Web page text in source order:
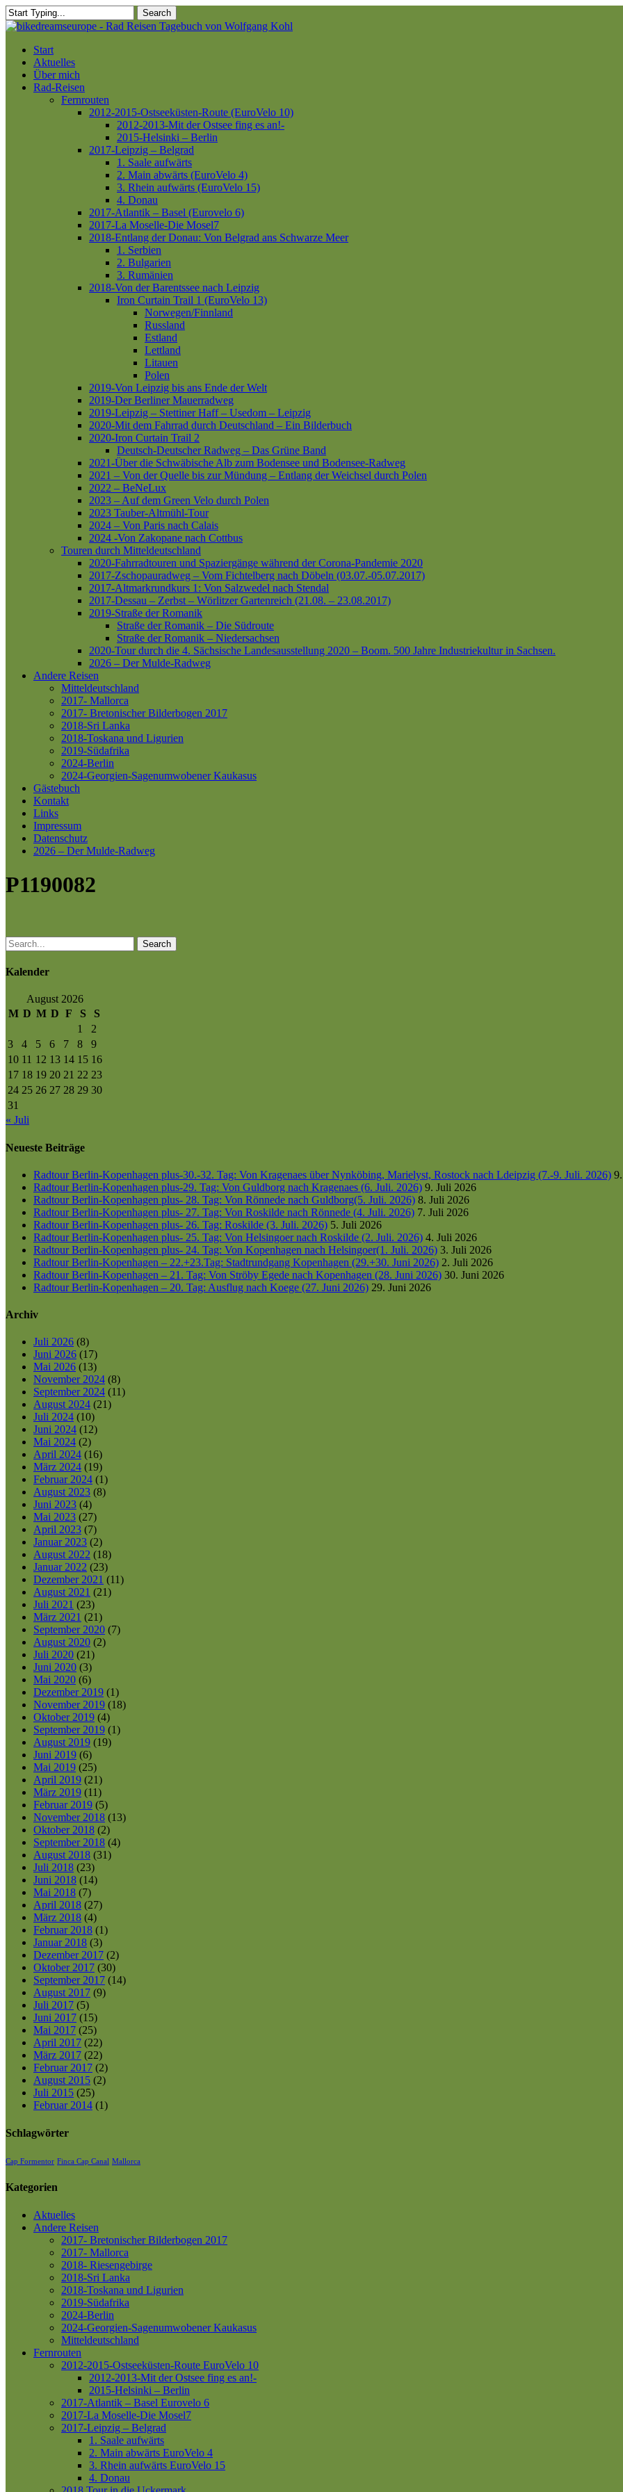
Skip
to
content
Search
Close
Menu
Start
Aktuelles
Über mich
Rad-Reisen
Fernrouten
2012-2015-Ostseeküsten-Route (EuroVelo 10)
2012-2013-Mit der Ostsee fing es an!-
2015-Helsinki – Berlin
2017-Leipzig – Belgrad
1. Saale aufwärts
2. Main abwärts (EuroVelo 4)
3. Rhein aufwärts (EuroVelo 15)
4. Donau
2017-Atlantik – Basel (Eurovelo 6)
2017-La Moselle-Die Mosel7
2018-Entlang der Donau: Von Belgrad ans Schwarze Meer
1. Serbien
2. Bulgarien
3. Rumänien
2018-Von der Barentssee nach Leipzig
Iron Curtain Trail 1 (EuroVelo 13)
Norwegen/Finnland
Russland
Estland
Lettland
Litauen
Polen
2019-Von Leipzig bis ans Ende der Welt
2019-Der Berliner Mauerradweg
2019-Leipzig – Stettiner Haff – Usedom – Leipzig
2020-Mit dem Fahrrad durch Deutschland – Ein Bilderbuch
2020-Iron Curtain Trail 2
Deutsch-Deutscher Radweg – Das Grüne Band
2021-Über die Schwäbische Alb zum Bodensee und Bodensee-Radweg
2021 – Von der Quelle bis zur Mündung – Entlang der Weichsel durch Polen
2022 – BeNeLux
2023 – Auf dem Green Velo durch Polen
2023 Tauber-Altmühl-Tour
2024 – Von Paris nach Calais
2024 -Von Zakopane nach Cottbus
Touren durch Mitteldeutschland
2020-Fahrradtouren und Spaziergänge während der Corona-Pandemie 2020
2017-Zschopauradweg – Vom Fichtelberg nach Döbeln (03.07.-05.07.2017)
2017-Altmarkrundkurs 1: Von Salzwedel nach Stendal
2017-Dessau – Zerbst – Wörlitzer Gartenreich (21.08. – 23.08.2017)
2019-Straße der Romanik
Straße der Romanik – Die Südroute
Straße der Romanik – Niedersachsen
2020-Tour durch die 4. Sächsische Landesausstellung 2020 – Boom. 500 Jahre Industriekultur in Sachsen.
2026 – Der Mulde-Radweg
Andere Reisen
Mitteldeutschland
2017- Mallorca
2017- Bretonischer Bilderbogen 2017
2018-Sri Lanka
2018-Toskana und Ligurien
2019-Südafrika
2024-Berlin
2024-Georgien-Sagenumwobener Kaukasus
Gästebuch
Kontakt
Links
Impressum
Datenschutz
2026 – Der Mulde-Radweg
P1190082
Search
Kalender
August 2026
M D M D F S
S
1
2
3
4 5 6 7 8
9
10 11 12 13 14 15 16
17 18 19 20 21 22 23
24 25 26 27 28 29 30
31
« Juli
Neueste Beiträge
Radtour Berlin-Kopenhagen plus-30.-32. Tag: Von Kragenaes über Nynköbing, Marielyst, Rostock nach Ldeipzig (7.-9. Juli. 2026)
Radtour Berlin-Kopenhagen plus-29. Tag: Von Guldborg nach Kragenaes (6. Juli. 2026) 9. Juli 2026
Radtour Berlin-Kopenhagen plus- 28. Tag: Von Rönnede nach Guldborg(5. Juli. 2026) 8. Juli 2026
Radtour Berlin-Kopenhagen plus- 27. Tag: Von Roskilde nach Rönnede (4. Juli. 2026) 7. Juli 2026
Radtour Berlin-Kopenhagen plus- 26. Tag: Roskilde (3. Juli. 2026) 5. Juli 2026
Radtour Berlin-Kopenhagen plus- 25. Tag: Von Helsingoer nach Roskilde (2. Juli. 2026) 4. Juli 2026
Radtour Berlin-Kopenhagen plus- 24. Tag: Von Kopenhagen nach Helsingoer(1. Juli. 2026) 3. Juli 2026
Radtour Berlin-Kopenhagen – 22.+23.Tag: Stadtrundgang Kopenhagen (29.+30. Juni 2026) 2. Juli 2026
Radtour Berlin-Kopenhagen – 21. Tag: Von Ströby Egede nach Kopenhagen (28. Juni 2026) 30. Juni 2026
Radtour Berlin-Kopenhagen – 20. Tag: Ausflug nach Koege (27. Juni 2026) 29. Juni 2026
Archiv
Juli 2026 (8)
Juni 2026 (17)
Mai 2026 (13)
November 2024 (8)
September 2024 (11)
August 2024 (21)
Juli 2024 (10)
Juni 2024 (12)
Mai 2024 (2)
April 2024 (16)
März 2024 (19)
Februar 2024 (1)
August 2023 (8)
Juni 2023 (4)
Mai 2023 (27)
April 2023 (7)
Januar 2023 (2)
August 2022 (18)
Januar 2022 (23)
Dezember 2021 (11)
August 2021 (21)
Juli 2021 (23)
März 2021 (21)
September 2020 (7)
August 2020 (2)
Juli 2020 (21)
Juni 2020 (3)
Mai 2020 (6)
Dezember 2019 (1)
November 2019 (18)
Oktober 2019 (4)
September 2019 (1)
August 2019 (19)
Juni 2019 (6)
Mai 2019 (25)
April 2019 (21)
März 2019 (11)
Februar 2019 (5)
November 2018 (13)
Oktober 2018 (2)
September 2018 (4)
August 2018 (31)
Juli 2018 (23)
Juni 2018 (14)
Mai 2018 (7)
April 2018 (27)
März 2018 (4)
Februar 2018 (1)
Januar 2018 (3)
Dezember 2017 (2)
Oktober 2017 (30)
September 2017 (14)
August 2017 (9)
Juli 2017 (5)
Juni 2017 (15)
Mai 2017 (25)
April 2017 (22)
März 2017 (22)
Februar 2017 (2)
August 2015 (2)
Juli 2015 (25)
Februar 2014 (1)
Schlagwörter
Cap Formentor Finca Cap Canal Mallorca
Kategorien
Aktuelles
Andere Reisen
2017- Bretonischer Bilderbogen 2017
2017- Mallorca
2018- Riesengebirge
2018-Sri Lanka
2018-Toskana und Ligurien
2019-Südafrika
2024-Berlin
2024-Georgien-Sagenumwobener Kaukasus
Mitteldeutschland
Fernrouten
2012-2015-Ostseeküsten-Route EuroVelo 10
2012-2013-Mit der Ostsee fing es an!-
2015-Helsinki – Berlin
2017-Atlantik – Basel Eurovelo 6
2017-La Moselle-Die Mosel7
2017-Leipzig – Belgrad
1. Saale aufwärts
2. Main abwärts EuroVelo 4
3. Rhein aufwärts EuroVelo 15
4. Donau